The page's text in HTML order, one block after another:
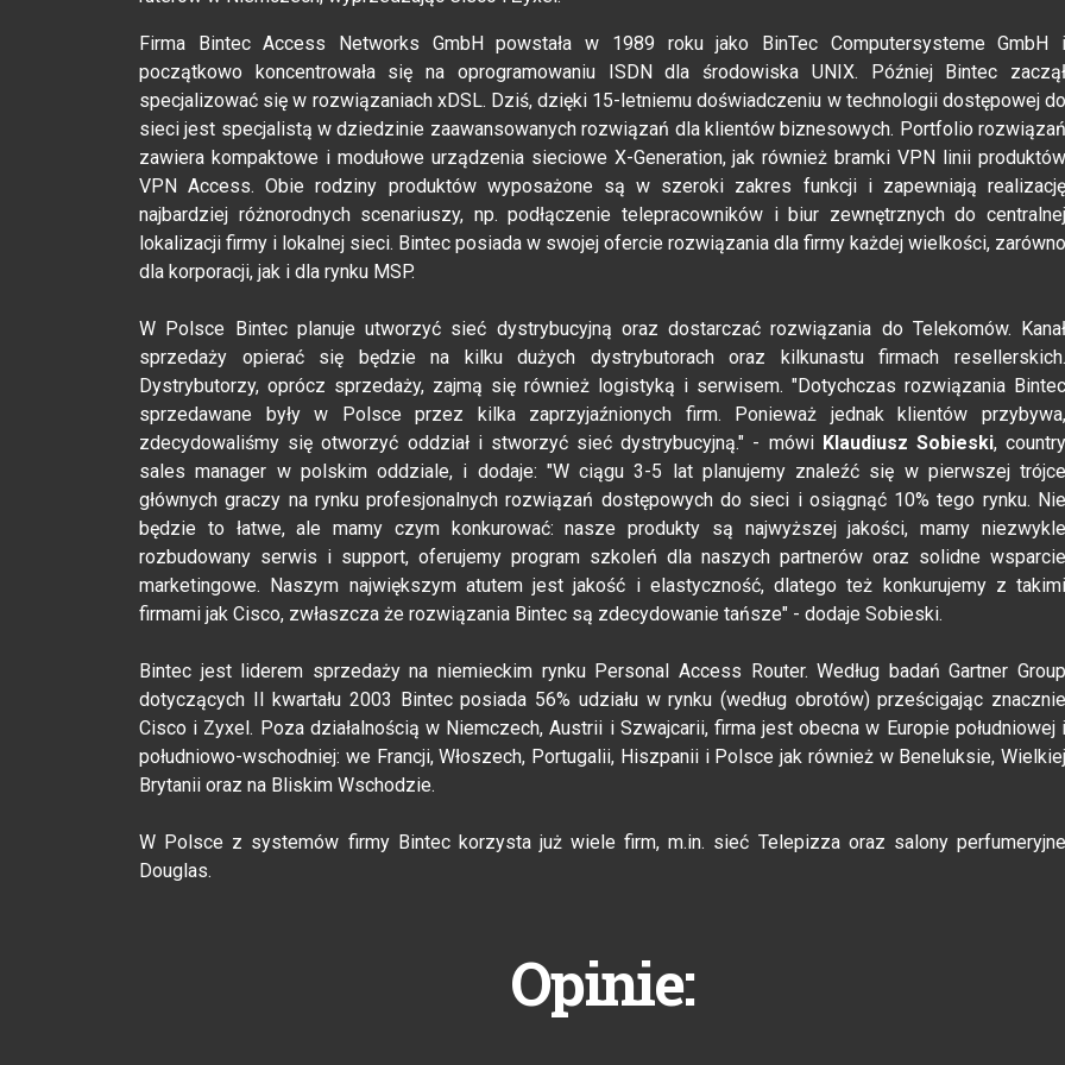
Firma Bintec Access Networks GmbH powstała w 1989 roku jako BinTec Computersysteme GmbH i
początkowo koncentrowała się na oprogramowaniu ISDN dla środowiska UNIX. Później Bintec zaczął
specjalizować się w rozwiązaniach xDSL. Dziś, dzięki 15-letniemu doświadczeniu w technologii dostępowej do
sieci jest specjalistą w dziedzinie zaawansowanych rozwiązań dla klientów biznesowych. Portfolio rozwiązań
zawiera kompaktowe i modułowe urządzenia sieciowe X-Generation, jak również bramki VPN linii produktów
VPN Access. Obie rodziny produktów wyposażone są w szeroki zakres funkcji i zapewniają realizację
najbardziej różnorodnych scenariuszy, np. podłączenie telepracowników i biur zewnętrznych do centralnej
lokalizacji firmy i lokalnej sieci. Bintec posiada w swojej ofercie rozwiązania dla firmy każdej wielkości, zarówno
dla korporacji, jak i dla rynku MSP.
W Polsce Bintec planuje utworzyć sieć dystrybucyjną oraz dostarczać rozwiązania do Telekomów. Kanał
sprzedaży opierać się będzie na kilku dużych dystrybutorach oraz kilkunastu firmach resellerskich.
Dystrybutorzy, oprócz sprzedaży, zajmą się również logistyką i serwisem. "Dotychczas rozwiązania Bintec
sprzedawane były w Polsce przez kilka zaprzyjaźnionych firm. Ponieważ jednak klientów przybywa,
zdecydowaliśmy się otworzyć oddział i stworzyć sieć dystrybucyjną." - mówi Klaudiusz Sobieski, country
sales manager w polskim oddziale, i dodaje: "W ciągu 3-5 lat planujemy znaleźć się w pierwszej trójce
głównych graczy na rynku profesjonalnych rozwiązań dostępowych do sieci i osiągnąć 10% tego rynku. Nie
będzie to łatwe, ale mamy czym konkurować: nasze produkty są najwyższej jakości, mamy niezwykle
rozbudowany serwis i support, oferujemy program szkoleń dla naszych partnerów oraz solidne wsparcie
marketingowe. Naszym największym atutem jest jakość i elastyczność, dlatego też konkurujemy z takimi
firmami jak Cisco, zwłaszcza że rozwiązania Bintec są zdecydowanie tańsze" - dodaje Sobieski.
Bintec jest liderem sprzedaży na niemieckim rynku Personal Access Router. Według badań Gartner Group
dotyczących II kwartału 2003 Bintec posiada 56% udziału w rynku (według obrotów) prześcigając znacznie
Cisco i Zyxel. Poza działalnością w Niemczech, Austrii i Szwajcarii, firma jest obecna w Europie południowej i
południowo-wschodniej: we Francji, Włoszech, Portugalii, Hiszpanii i Polsce jak również w Beneluksie, Wielkiej
Brytanii oraz na Bliskim Wschodzie.
W Polsce z systemów firmy Bintec korzysta już wiele firm, m.in. sieć Telepizza oraz salony perfumeryjne
Douglas.
Opinie: